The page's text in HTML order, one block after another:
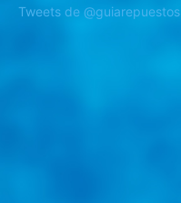
Tweets de @guiarepuestos